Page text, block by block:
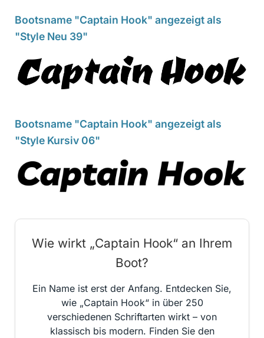
Bootsname "Captain Hook" angezeigt als
"Style Neu 39"
Bootsname "Captain Hook" angezeigt als
"Style Kursiv 06"
Wie wirkt „Captain Hook“ an Ihrem
Boot?
Ein Name ist erst der Anfang. Entdecken Sie,
wie „Captain Hook“ in über 250
verschiedenen Schriftarten wirkt – von
klassisch bis modern. Finden Sie den